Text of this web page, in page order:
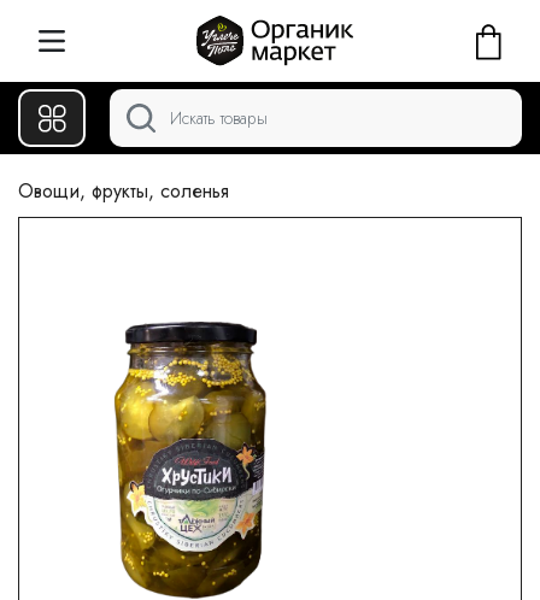
Овощи, фрукты, соленья